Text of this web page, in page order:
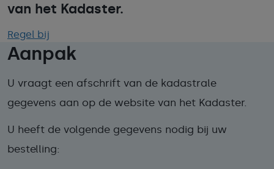
van het Kadaster.
Regel bij
Aanpak
U vraagt een afschrift van de kadastrale
gegevens aan op de website van het Kadaster.
U heeft de volgende gegevens nodig bij uw
bestelling: